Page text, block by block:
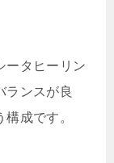
ータヒーリン
ランスが良
成です。